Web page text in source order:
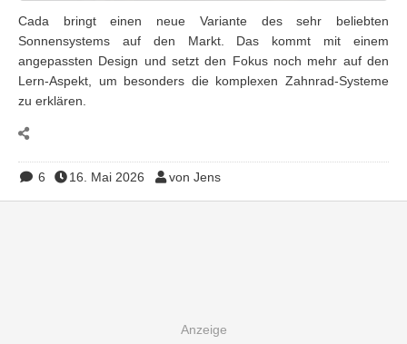
Cada bringt einen neue Variante des sehr beliebten
Sonnensystems auf den Markt. Das kommt mit einem
angepassten Design und setzt den Fokus noch mehr auf den
Lern-Aspekt, um besonders die komplexen Zahnrad-Systeme
zu erklären.
6 16. Mai 2026 von Jens